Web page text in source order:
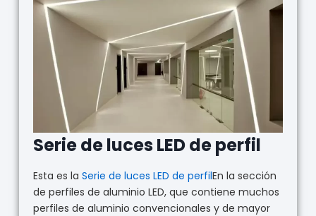
Serie de luces LED de perfil
Esta es la Serie de luces LED de perfilEn la sección
de perfiles de aluminio LED, que contiene muchos
perfiles de aluminio convencionales y de mayor